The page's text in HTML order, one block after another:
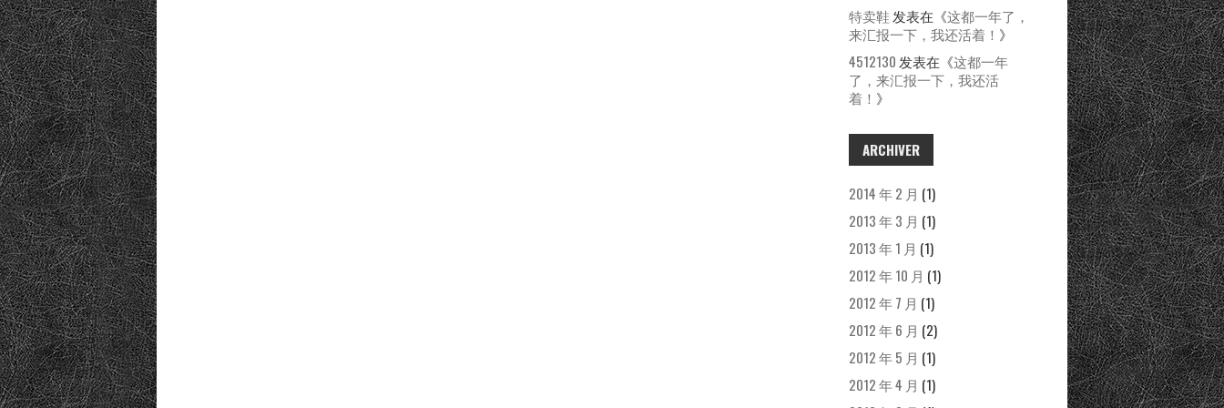
特卖鞋 发表在《这都一年了，
来汇报一下，我还活着！ 》
4512130 发表在《这都一年
了，来汇报一下，我还活
着！ 》
ARCHIVER
2014 年 2 月 (1)
2013 年 3 月 (1)
2013 年 1 月 (1)
2012 年 10 月 (1)
2012 年 7 月 (1)
2012 年 6 月 (2)
2012 年 5 月 (1)
2012 年 4 月 (1)